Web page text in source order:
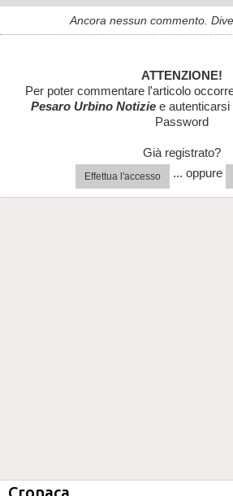
Ancora nessun commento.
ATTENZIONE!
Per poter commentare l'articolo
Pesaro Urbino Notiziee autenticarsi
Password
Già registrato?
Effettua l'accesso ... oppure